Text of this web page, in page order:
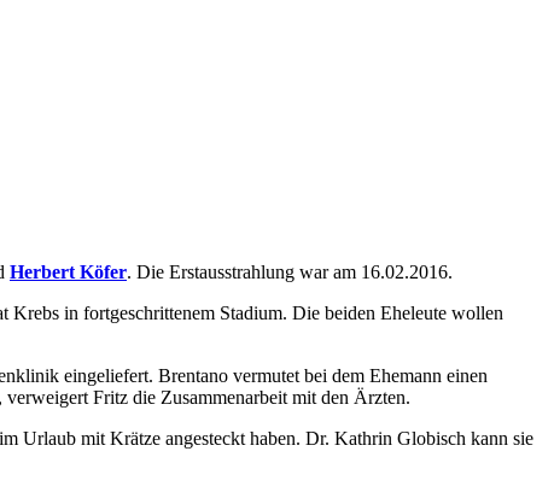
Herbert Köfer. Die Erstausstrahlung war am 16.02.2016.
in fortgeschrittenem Stadium. Die beiden Eheleute wollen
eingeliefert. Brentano vermutet bei dem Ehemann einen
Fritz die Zusammenarbeit mit den Ärzten.
Urlaub mit Krätze angesteckt haben. Dr. Kathrin Globisch kann sie